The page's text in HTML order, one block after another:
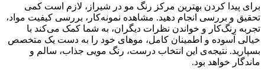
برای پیدا کردن بهترین مرکز رنگ مو در شیراز، لازم است کمی
تحقیق و بررسی انجام دهید. مشاهده نمونه‌کار، بررسی کیفیت مواد،
تجربه رنگ‌کار و خواندن نظرات دیگران، به شما کمک می‌کند با
خیالی آسوده و اطمینان کامل، موهای خود را به دست یک متخصص
بسپارید. نتیجه‌ی این انتخاب درست، رنگ مویی جذاب، سالم و
ماندگار خواهد بود.